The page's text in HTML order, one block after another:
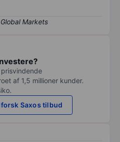
af 1,5 millioner kunder.
Saxos tilbud